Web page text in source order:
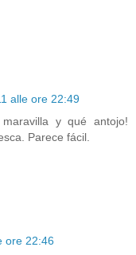
alle ore 22:49
y qué antojo!
Parece fácil.
ore 22:46